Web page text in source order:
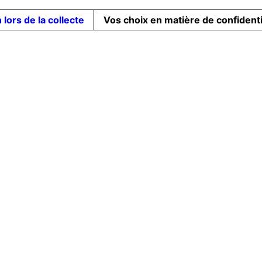
lors de la collecte Vos choix en matière de